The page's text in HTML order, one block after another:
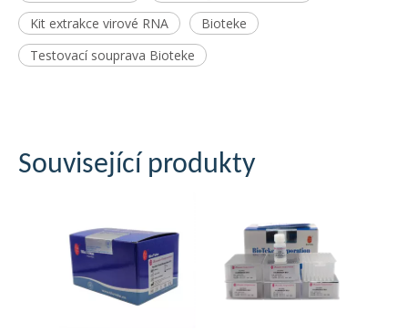
Kit extrakce virové RNA
Bioteke
Testovací souprava Bioteke
Související produkty